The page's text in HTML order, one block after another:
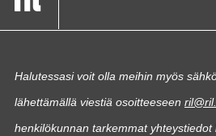
Halutessasi voit olla meihin myös
lähettämällä viestiä osoitteeseen
henkilökunnan tarkemmat yhteystiedot